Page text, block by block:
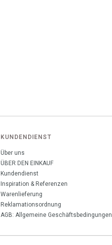
KUNDENDIENST
Über uns
ÜBER DEN EINKAUF
Kundendienst
Inspiration & Referenzen
Warenlieferung
Reklamationsordnung
AGB: Allgemeine Geschäftsbedingungen